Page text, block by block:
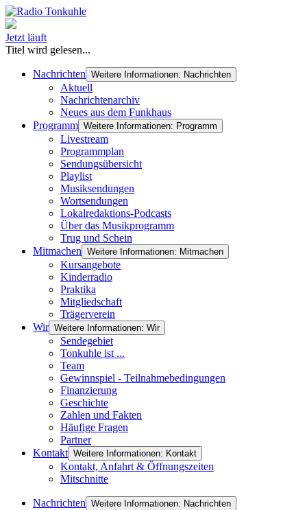
Jetzt läuft
Titel wird gelesen...
Nachrichten Weitere Informationen: Nachrichten
Aktuell
Nachrichtenarchiv
Neues aus dem Funkhaus
Programm Weitere Informationen: Programm
Livestream
Programmplan
Sendungsübersicht
Playlist
Musiksendungen
Wortsendungen
Lokalredaktions-Podcasts
Über das Musikprogramm
Trug und Schein
Mitmachen Weitere Informationen: Mitmachen
Kursangebote
Kinderradio
Praktika
Mitgliedschaft
Trägerverein
Wir Weitere Informationen: Wir
Sendegebiet
Tonkuhle ist ...
Team
Gewinnspiel - Teilnahmebedingungen
Finanzierung
Geschichte
Zahlen und Fakten
Häufige Fragen
Partner
Kontakt Weitere Informationen: Kontakt
Kontakt, Anfahrt & Öffnungszeiten
Mitschnitte
Nachrichten Weitere Informationen: Nachrichten